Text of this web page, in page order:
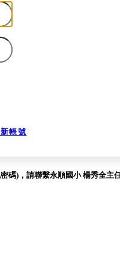
帳號
碼)，請聯繫永順國小 楊秀全主